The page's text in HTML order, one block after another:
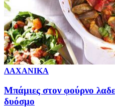
ΛΑΧΑΝΙΚΑ
Μπάμιες στον φούρνο
δυόσμο